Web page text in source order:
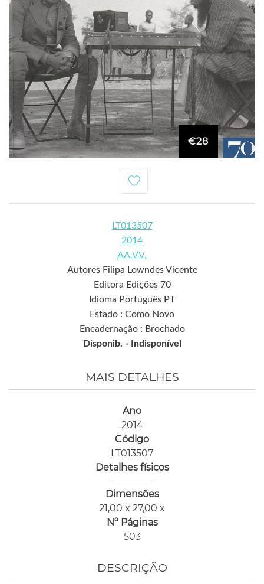
€28
LT013507
2014
AA.VV.
Autores Filipa Lowndes Vicente
Editora Edições 70
Idioma Português PT
Estado : Como Novo
Encadernação : Brochado
Disponib. -
Indisponível
MAIS DETALHES
Ano
2014
Código
LT013507
Detalhes físicos
Dimensões
21,00 x 27,00 x
Nº Páginas
503
DESCRIÇÃO